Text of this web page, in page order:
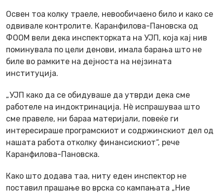
Освен тоа колку траеле, невообичаено било и како се
одвивале контролите. Каранфилова-Пановска од
ФООМ вели дека инспекторката на УЈП, која кај нив
поминувала по цели денови, имала барања што не
биле во рамките на дејноста на нејзината
институција.
„УЈП како да се обидуваше да утврди дека сме
работеле на индоктринација. Нè испрашуваа што
сме правеле, ни бараа материјали, повеќе ги
интересираше програмскиот и содржинскиот дел од
нашата работа отколку финансискиот“, рече
Каранфилова-Пановска.
Како што додава таа, ниту еден инспектор не
поставил прашање во врска со кампањата „Ние